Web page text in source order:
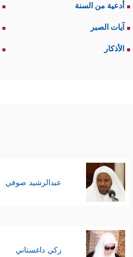
أدعية من السنة
آيات الصبر
الأذكار
عبدالرشيد صوفي
زكي داغستاني